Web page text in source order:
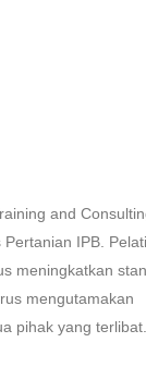
and
IPB.
meningkatkan
mengutamakan
pihak yang terlibat.